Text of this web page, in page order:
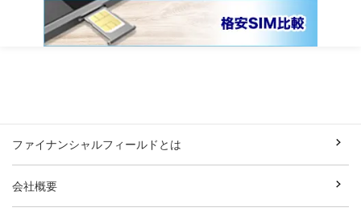
ファイナンシャルフィールドとは
会社概要